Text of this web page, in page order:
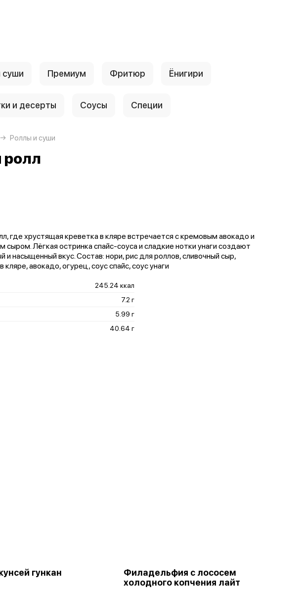
суши Премиум Фритюр Ёнигири
и десерты Соусы Специи
Роллы и суши
ролл
где хрустящая креветка в кляре встречается с кремовым авокадо и
сыром. Лёгкая остринка спайс-соуса и сладкие нотки унаги создают
и насыщенный вкус. Состав: нори, рис для роллов, сливочный сыр,
кляре, авокадо, огурец, соус спайс, соус унаги
245.24 ккал
7.2 г
5.99 г
40.64 г
гункан
Филадельфия с лососем
холодного копчения лайт